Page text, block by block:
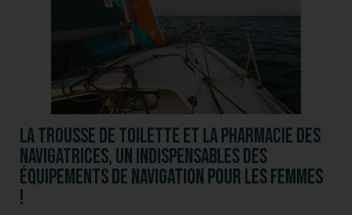
La trousse de toilette et la pharmacie des
navigatrices, un indispensables des
équipements de navigation pour les femmes
!